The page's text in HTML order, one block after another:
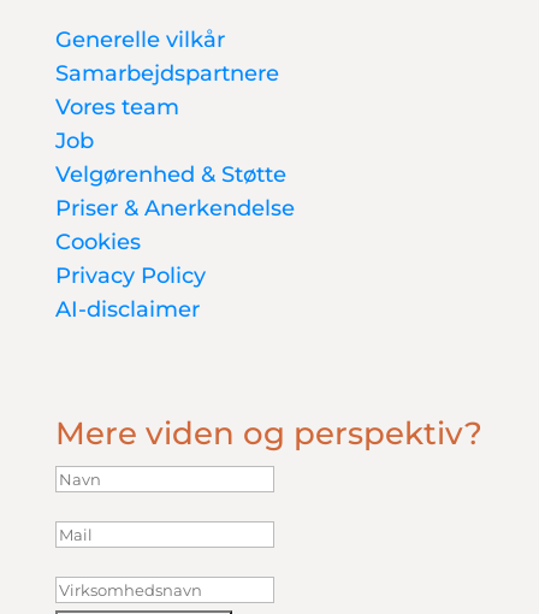
Generelle vilkår
Samarbejdspartnere
Vores team
Job
Velgørenhed & Støtte
Priser & Anerkendelse
Cookies
Privacy Policy
AI-disclaimer
Mere viden og perspektiv?